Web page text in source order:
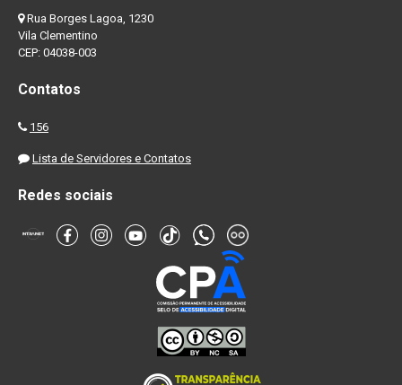
Rua Borges Lagoa, 1230
Vila Clementino
CEP: 04038-003
Contatos
156
Lista de Servidores e Contatos
Redes sociais